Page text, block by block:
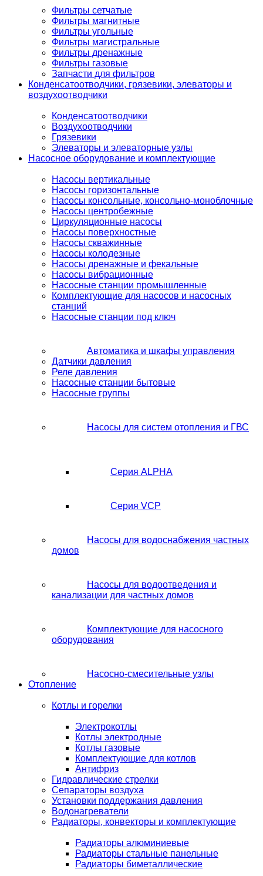
Фильтры сетчатые
Фильтры магнитные
Фильтры угольные
Фильтры магистральные
Фильтры дренажные
Фильтры газовые
Запчасти для фильтров
Конденсатоотводчики, грязевики, элеваторы и
воздухоотводчики
Конденсатоотводчики
Воздухоотводчики
Грязевики
Элеваторы и элеваторные узлы
Насосное оборудование и комплектующие
Насосы вертикальные
Насосы горизонтальные
Насосы консольные, консольно-моноблочные
Насосы центробежные
Циркуляционные насосы
Насосы поверхностные
Насосы скважинные
Насосы колодезные
Насосы дренажные и фекальные
Насосы вибрационные
Насосные станции промышленные
Комплектующие для насосов и насосных
станций
Насосные станции под ключ
Автоматика и шкафы управления
Датчики давления
Реле давления
Насосные станции бытовые
Насосные группы
Насосы для систем отопления и ГВС
Серия ALPHA
Серия VCP
Насосы для водоснабжения частных
домов
Насосы для водоотведения и
канализации для частных домов
Комплектующие для насосного
оборудования
Насосно-смесительные узлы
Отопление
Котлы и горелки
Электрокотлы
Котлы электродные
Котлы газовые
Комплектующие для котлов
Антифриз
Гидравлические стрелки
Сепараторы воздуха
Установки поддержания давления
Водонагреватели
Радиаторы, конвекторы и комплектующие
Радиаторы алюминиевые
Радиаторы стальные панельные
Радиаторы биметаллические